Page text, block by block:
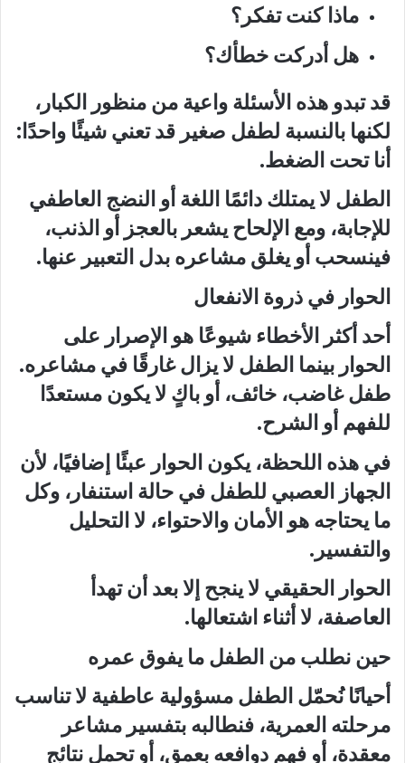
ماذا كنت تفكر؟
هل أدركت خطأك؟
قد تبدو هذه الأسئلة واعية من منظور الكبار،
لكنها بالنسبة لطفل صغير قد تعني شيئًا واحدًا:
أنا تحت الضغط.
الطفل لا يمتلك دائمًا اللغة أو النضج العاطفي
للإجابة، ومع الإلحاح يشعر بالعجز أو الذنب،
فينسحب أو يغلق مشاعره بدل التعبير عنها.
الحوار في ذروة الانفعال
أحد أكثر الأخطاء شيوعًا هو الإصرار على
الحوار بينما الطفل لا يزال غارقًا في مشاعره.
طفل غاضب، خائف، أو باكٍ لا يكون مستعدًا
للفهم أو الشرح.
في هذه اللحظة، يكون الحوار عبئًا إضافيًا، لأن
الجهاز العصبي للطفل في حالة استنفار، وكل
ما يحتاجه هو الأمان والاحتواء، لا التحليل
والتفسير.
الحوار الحقيقي لا ينجح إلا بعد أن تهدأ
العاصفة، لا أثناء اشتعالها.
حين نطلب من الطفل ما يفوق عمره
أحيانًا نُحمّل الطفل مسؤولية عاطفية لا تناسب
مرحلته العمرية، فنطالبه بتفسير مشاعر
معقدة، أو فهم دوافعه بعمق، أو تحمل نتائج